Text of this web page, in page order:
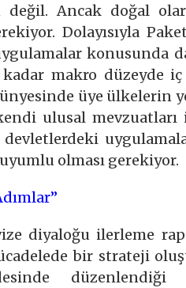
Ancak doğal
Dolayısıyla
konusunda
makro düzeyde
üye ülkelerin
ulusal mevzuatları
olması gerekiyor.
diyaloğu ilerleme
bir strateji